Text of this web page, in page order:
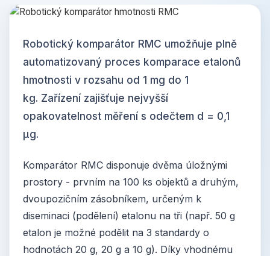
Robotický komparátor RMC umožňuje plně
automatizovaný proces komparace etalonů
hmotnosti v rozsahu od 1 mg do 1
kg. Zařízení zajišťuje nejvyšší
opakovatelnost měření s odečtem d = 0,1
μg.
Komparátor RMC disponuje dvěma úložnými
prostory - prvním na 100 ks objektů a druhým,
dvoupozičním zásobníkem, určeným k
diseminaci (podělení) etalonu na tři (např. 50 g
etalon je možné podělit na 3 standardy o
hodnotách 20 g, 20 g a 10 g). Díky vhodnému